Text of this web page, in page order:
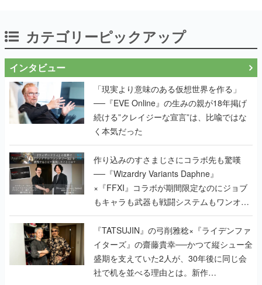
カテゴリーピックアップ
インタビュー
「現実より意味のある仮想世界を作る」
──『EVE Online』の生みの親が18年掲げ
続ける”クレイジーな宣言”は、比喩ではな
く本気だった
作り込みのすさまじさにコラボ先も驚嘆
──『Wizardry Variants Daphne』
×『FFXI』コラボが期間限定なのにジョブ
もキャラも武器も戦闘システムもワンオフ
で作り込まれた理由を両ディレクターに聞
く
『TATSUJIN』の弓削雅稔×『ライデンファ
イターズ』の齋藤貴幸──かつて縦シュー全
盛期を支えていた2人が、30年後に同じ会
社で机を並べる理由とは。新作